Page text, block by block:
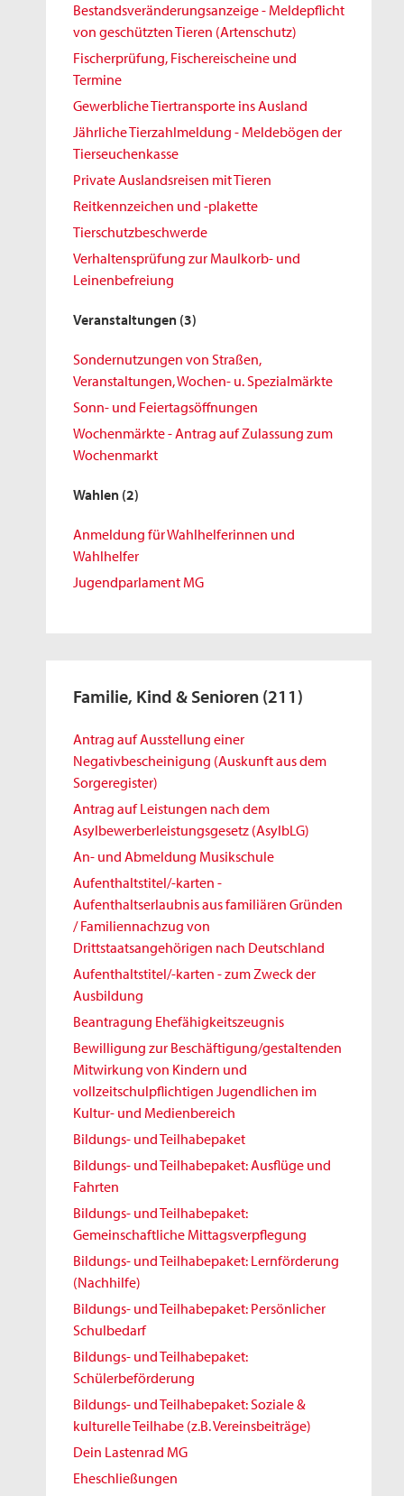
Bestandsveränderungsanzeige - Meldepflicht
von geschützten Tieren (Artenschutz)
Fischerprüfung, Fischereischeine und
Termine
Gewerbliche Tiertransporte ins Ausland
Jährliche Tierzahlmeldung - Meldebögen der
Tierseuchenkasse
Private Auslandsreisen mit Tieren
Reitkennzeichen und -plakette
Tierschutzbeschwerde
Verhaltensprüfung zur Maulkorb- und
Leinenbefreiung
Veranstaltungen (3)
Sondernutzungen von Straßen,
Veranstaltungen, Wochen- u. Spezialmärkte
Sonn- und Feiertagsöffnungen
Wochenmärkte - Antrag auf Zulassung zum
Wochenmarkt
Wahlen (2)
Anmeldung für Wahlhelferinnen und
Wahlhelfer
Jugendparlament MG
Familie, Kind & Senioren (211)
Antrag auf Ausstellung einer
Negativbescheinigung (Auskunft aus dem
Sorgeregister)
Antrag auf Leistungen nach dem
Asylbewerberleistungsgesetz (AsylbLG)
An- und Abmeldung Musikschule
Aufenthaltstitel/-karten -
Aufenthaltserlaubnis aus familiären Gründen
/ Familiennachzug von
Drittstaatsangehörigen nach Deutschland
Aufenthaltstitel/-karten - zum Zweck der
Ausbildung
Beantragung Ehefähigkeitszeugnis
Bewilligung zur Beschäftigung/gestaltenden
Mitwirkung von Kindern und
vollzeitschulpflichtigen Jugendlichen im
Kultur- und Medienbereich
Bildungs- und Teilhabepaket
Bildungs- und Teilhabepaket: Ausflüge und
Fahrten
Bildungs- und Teilhabepaket:
Gemeinschaftliche Mittagsverpflegung
Bildungs- und Teilhabepaket: Lernförderung
(Nachhilfe)
Bildungs- und Teilhabepaket: Persönlicher
Schulbedarf
Bildungs- und Teilhabepaket:
Schülerbeförderung
Bildungs- und Teilhabepaket: Soziale &
kulturelle Teilhabe (z.B. Vereinsbeiträge)
Dein Lastenrad MG
Eheschließungen